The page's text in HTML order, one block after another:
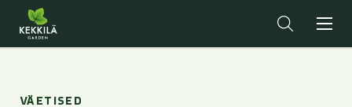
VÄETISED